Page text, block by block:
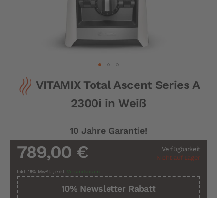
Anfang
VITAMIX Total Ascent Series A
2300i in Weiß
10 Jahre Garantie!
Verfügbarkeit
Nicht auf Lager
789,00 €
Inkl. 19% MwSt. , exkl. Versandkosten
10% Newsletter Rabatt